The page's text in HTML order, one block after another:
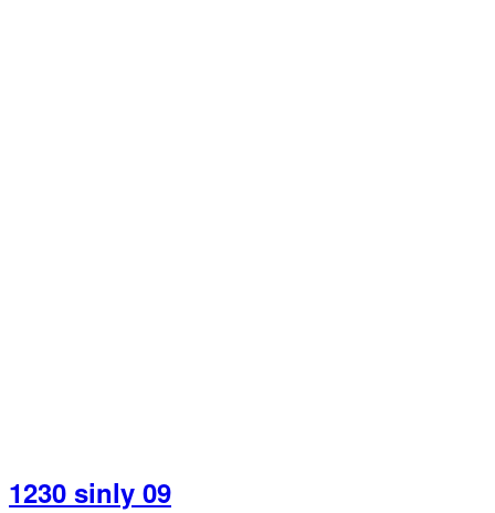
1230 sinly 09